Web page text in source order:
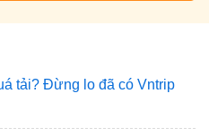
tải? Đừng lo đã có Vntrip